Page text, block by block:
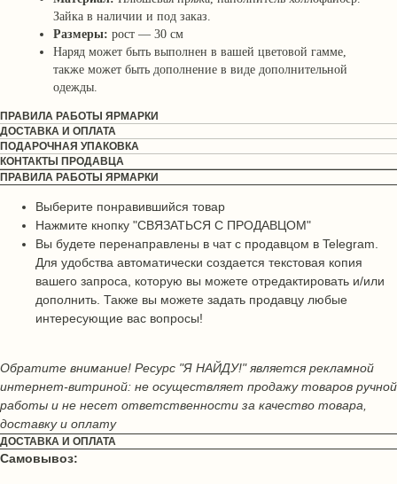
Зайка в наличии и под заказ.
Размеры: рост — 30 см
Наряд может быть выполнен в вашей цветовой гамме,
также может быть дополнение в виде дополнительной
одежды.
ПРАВИЛА РАБОТЫ ЯРМАРКИ
ДОСТАВКА И ОПЛАТА
ПОДАРОЧНАЯ УПАКОВКА
КОНТАКТЫ ПРОДАВЦА
ПРАВИЛА РАБОТЫ ЯРМАРКИ
Выберите понравившийся товар
Нажмите кнопку "СВЯЗАТЬСЯ С ПРОДАВЦОМ"
Вы будете перенаправлены в чат с продавцом в Telegram.
Для удобства автоматически создается текстовая копия
вашего запроса, которую вы можете отредактировать и/или
дополнить. Также вы можете задать продавцу любые
интересующие вас вопросы!
Обратите внимание! Ресурс "Я НАЙДУ!" является рекламной
интернет-витриной: не осуществляет продажу товаров ручной
работы и не несет ответственности за качество товара,
доставку и оплату
ДОСТАВКА И ОПЛАТА
Самовывоз: